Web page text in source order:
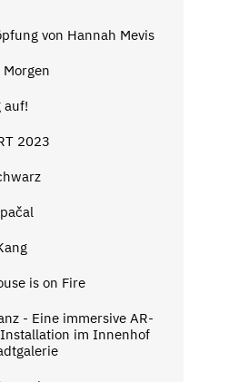
von Hannah Mevis
auf!
2023
is on Fire
- Eine immersive AR-
im Innenhof